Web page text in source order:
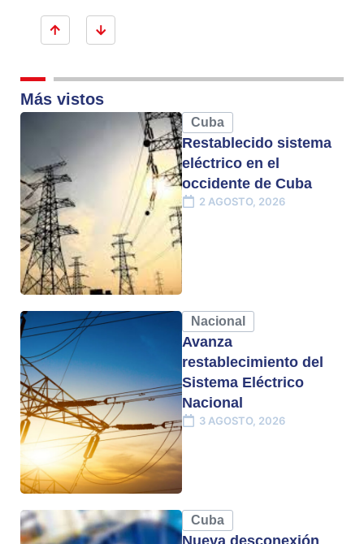
Más vistos
Cuba
Restablecido sistema
eléctrico en el
occidente de Cuba
2 AGOSTO, 2026
Nacional
Avanza
restablecimiento del
Sistema Eléctrico
Nacional
3 AGOSTO, 2026
Cuba
Nueva desconexión